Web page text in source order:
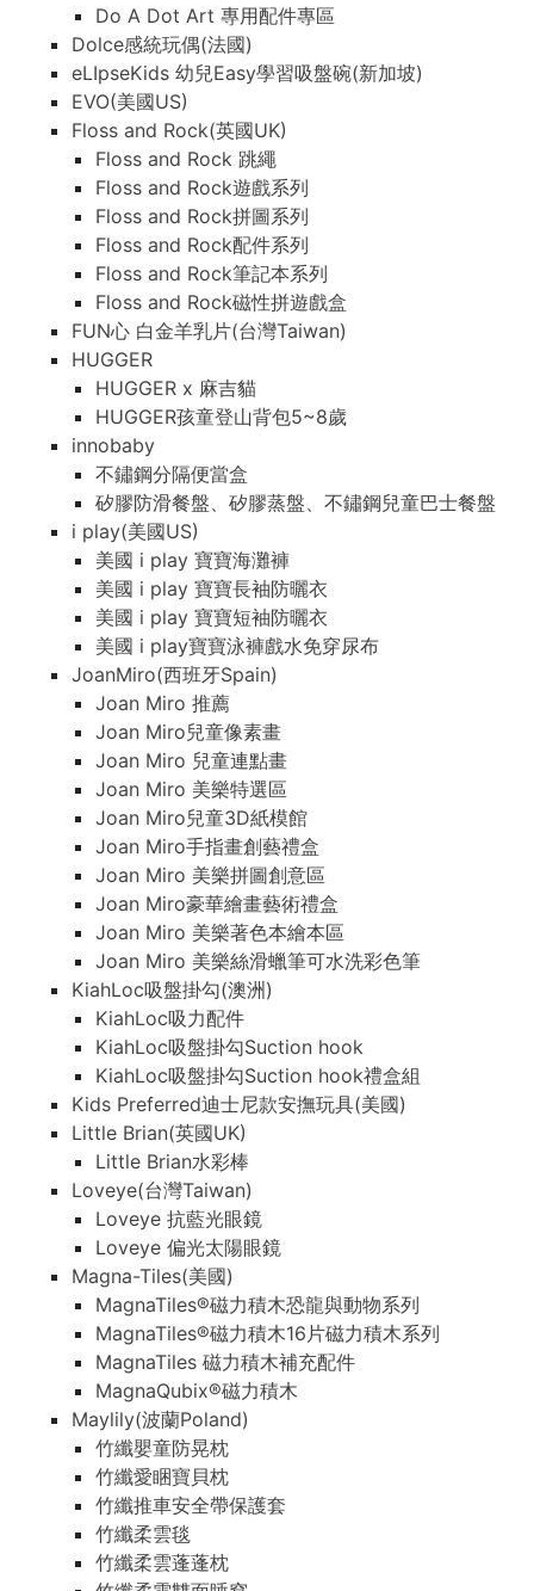
Do A Dot Art 專用配件專區
Dolce感統玩偶(法國)
eLIpseKids 幼兒Easy學習吸盤碗(新加坡)
EVO(美國US)
Floss and Rock(英國UK)
Floss and Rock 跳繩
Floss and Rock遊戲系列
Floss and Rock拼圖系列
Floss and Rock配件系列
Floss and Rock筆記本系列
Floss and Rock磁性拼遊戲盒
FUN心 白金羊乳片(台灣Taiwan)
HUGGER
HUGGER x 麻吉貓
HUGGER孩童登山背包5~8歲
innobaby
不鏽鋼分隔便當盒
矽膠防滑餐盤、矽膠蒸盤、不鏽鋼兒童巴士餐盤
i play(美國US)
美國 i play 寶寶海灘褲
美國 i play 寶寶長袖防曬衣
美國 i play 寶寶短袖防曬衣
美國 i play寶寶泳褲戲水免穿尿布
JoanMiro(西班牙Spain)
Joan Miro 推薦
Joan Miro兒童像素畫
Joan Miro 兒童連點畫
Joan Miro 美樂特選區
Joan Miro兒童3D紙模館
Joan Miro手指畫創藝禮盒
Joan Miro 美樂拼圖創意區
Joan Miro豪華繪畫藝術禮盒
Joan Miro 美樂著色本繪本區
Joan Miro 美樂絲滑蠟筆可水洗彩色筆
KiahLoc吸盤掛勾(澳洲)
KiahLoc吸力配件
KiahLoc吸盤掛勾Suction hook
KiahLoc吸盤掛勾Suction hook禮盒組
Kids Preferred迪士尼款安撫玩具(美國)
Little Brian(英國UK)
Little Brian水彩棒
Loveye(台灣Taiwan)
Loveye 抗藍光眼鏡
Loveye 偏光太陽眼鏡
Magna-Tiles(美國)
MagnaTiles®磁力積木恐龍與動物系列
MagnaTiles®磁力積木16片磁力積木系列
MagnaTiles 磁力積木補充配件
MagnaQubix®磁力積木
Maylily(波蘭Poland)
竹纖嬰童防晃枕
竹纖愛睏寶貝枕
竹纖推車安全帶保護套
竹纖柔雲毯
竹纖柔雲蓬蓬枕